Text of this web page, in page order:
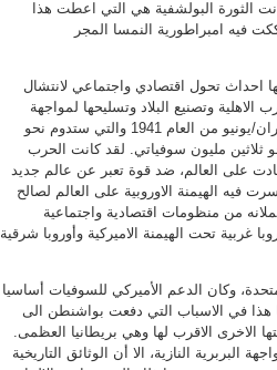
خلف الامبراطورية الروسية في العام 1917. وقد كانت الثورة البولشفية هي التي اعطت هذا
الوقت الذي تفككت فيه امبراطورية النمسا المجر
احداث تحول اقتصادي واجتماعي لانتشال
وتصنيع البلاد وتسليحها لمواجهة
المخاطر الخارجية، ثم مواجهة أكبر حرب تدميرية شنت عليه في حزيران/يونيو من العام 1941 والتي ستدوم نحو
ثلاثين مليون سوفياتي. لقد كانت الحرب
على العالم، ضد قوة تعبر عن عالم جديد
فيه الهيمنة الاوروبية على العالم لصالح
من منظومات اقتصادية واجتماعية
غربية تحت الهيمنة الاميركية وأوروبا شرقية
وكان الدعم الأميركي للسوفيات أساسيا
هذا في الاسباب التي دفعت بواشنطن الى
الاخرى الاقرب لها وهي بريطانيا العظمى.
النازية، الا أن الوثائق التاريخية